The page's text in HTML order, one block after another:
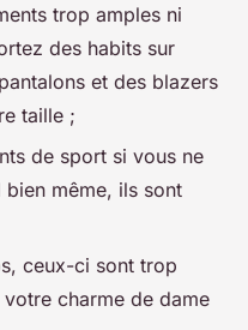
trop amples ni
des habits sur
et des blazers
taille ;
de sport si vous ne
même, ils sont
ceux-ci sont trop
charme de dame